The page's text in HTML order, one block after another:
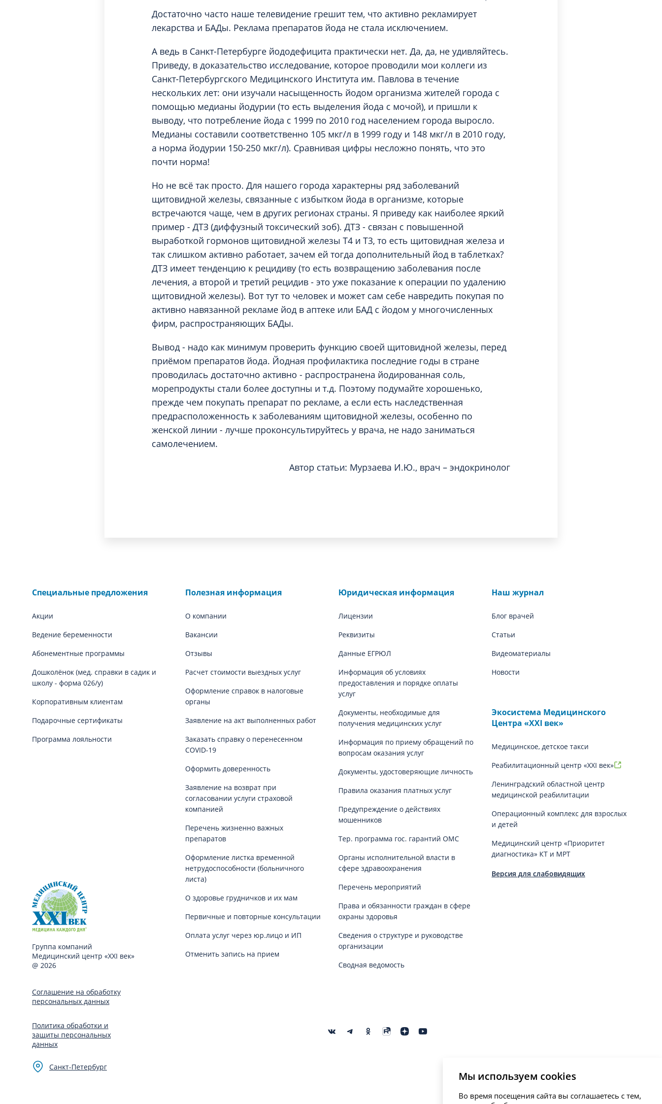
Логопедия
Маммология-онкология
Медицинский педикюр и маникюр
Неврология
Нейропсихология
Нейрохирургия
Нефрология
Онкоурология
Психиатрия
Психология
Психотерапия
Пульмонология
Реабилитация
Ревматология
Рефлексотерапия
Сестринские процедуры и манипуляции
Физиотерапия
Фониатрия
Достаточно часто наше телевидение грешит тем, что активно рекламирует
лекарства и БАДы. Реклама препаратов йода не стала исключением.
А ведь в Санкт-Петербурге йододефицита практически нет. Да, да, не удивляйтесь.
Приведу, в доказательство исследование, которое проводили мои коллеги из
Санкт-Петербургского Медицинского Института им. Павлова в течение
нескольких лет: они изучали насыщенность йодом организма жителей города с
помощью медианы йодурии (то есть выделения йода с мочой), и пришли к
выводу, что потребление йода с 1999 по 2010 год населением города выросло.
Медианы составили соответственно 105 мкг/л в 1999 году и 148 мкг/л в 2010 году,
а норма йодурии 150-250 мкг/л). Сравнивая цифры несложно понять, что это
почти норма!
Но не всё так просто. Для нашего города характерны ряд заболеваний
щитовидной железы, связанные с избытком йода в организме, которые
встречаются чаще, чем в других регионах страны. Я приведу как наиболее яркий
пример - ДТЗ (диффузный токсический зоб). ДТЗ - связан с повышенной
выработкой гормонов щитовидной железы Т4 и Т3, то есть щитовидная железа и
так слишком активно работает, зачем ей тогда дополнительный йод в таблетках?
ДТЗ имеет тенденцию к рецидиву (то есть возвращению заболевания после
лечения, а второй и третий рецидив - это уже показание к операции по удалению
щитовидной железы). Вот тут то человек и может сам себе навредить покупая по
активно навязанной рекламе йод в аптеке или БАД с йодом у многочисленных
фирм, распространяющих БАДы.
Вывод - надо как минимум проверить функцию своей щитовидной железы, перед
приёмом препаратов йода. Йодная профилактика последние годы в стране
проводилась достаточно активно - распространена йодированная соль,
морепродукты стали более доступны и т.д. Поэтому подумайте хорошенько,
прежде чем покупать препарат по рекламе, а если есть наследственная
предрасположенность к заболеваниям щитовидной железы, особенно по
женской линии - лучше проконсультируйтесь у врача, не надо заниматься
самолечением.
Автор статьи: Мурзаева И.Ю., врач – эндокринолог
Специальные предложения
Акции
Ведение беременности
Абонементные программы
Дошколёнок (мед. справки в садик и
школу - форма 026/у)
Корпоративным клиентам
Подарочные сертификаты
Программа лояльности
Группа компаний
Медицинский центр «XXI век»
@ 2026
Полезная информация
О компании
Вакансии
Отзывы
Расчет стоимости выездных услуг
Оформление справок в налоговые
органы
Заявление на акт выполненных работ
Заказать справку о перенесенном
COVID-19
Оформить доверенность
Заявление на возврат при
согласовании услуги страховой
компанией
Перечень жизненно важных
препаратов
Оформление листка временной
нетрудоспособности (больничного
листа)
О здоровье грудничков и их мам
Первичные и повторные консультации
Оплата услуг через юр.лицо и ИП
Отменить запись на прием
Юридическая информация
Лицензии
Реквизиты
Данные ЕГРЮЛ
Информация об условиях
предоставления и порядке оплаты
услуг
Документы, необходимые для
получения медицинских услуг
Информация по приему обращений по
вопросам оказания услуг
Документы, удостоверяющие личность
Правила оказания платных услуг
Предупреждение о действиях
мошенников
Тер. программа гос. гарантий ОМС
Органы исполнительной власти в
сфере здравоохранения
Перечень мероприятий
Права и обязанности граждан в сфере
охраны здоровья
Сведения о структуре и руководстве
организации
Сводная ведомость
Наш журнал
Блог врачей
Статьи
Видеоматериалы
Новости
Экосистема Медицинского
Центра «‎XXI век»
Медицинское, детское такси
Реабилитационный центр «XXI век»
Ленинградский областной центр
медицинской реабилитации
Операционный комплекс для взрослых
и детей
Медицинский центр «Приоритет
диагностика» КТ и МРТ
Версия для слабовидящих
Соглашение на обработку
персональных данных
Политика обработки и
защиты персональных
данных
Санкт-Петербург
Мы используем cookies
Во время посещения сайта вы соглашаетесь с тем,